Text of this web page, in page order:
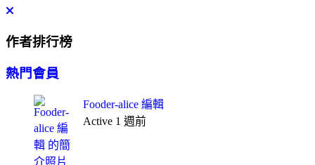
作者排行榜
熱門會員
Fooder-alice 編輯
Active 1 週前